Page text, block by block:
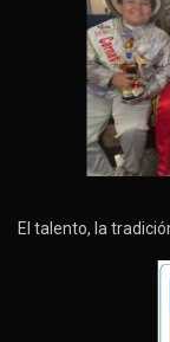
El talento, la